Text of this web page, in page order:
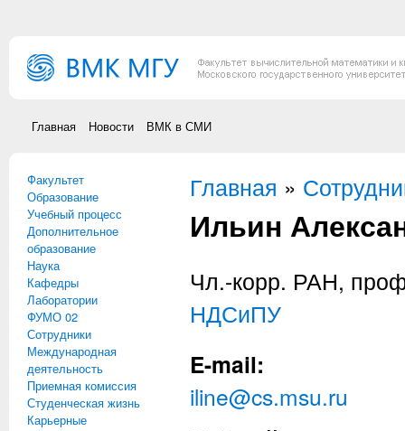
Главная Новости ВМК в СМИ
Факультет
Образование
Учебный процесс
Дополнительное
образование
Наука
Кафедры
Лаборатории
ФУМО 02
Сотрудники
Международная
деятельность
Приемная комиссия
Студенческая жизнь
Карьерные
Вы здесь
Главная »
Ильин
Чл.-корр. РАН,
НДСиПУ
E-mail:
iline@cs.msu.ru